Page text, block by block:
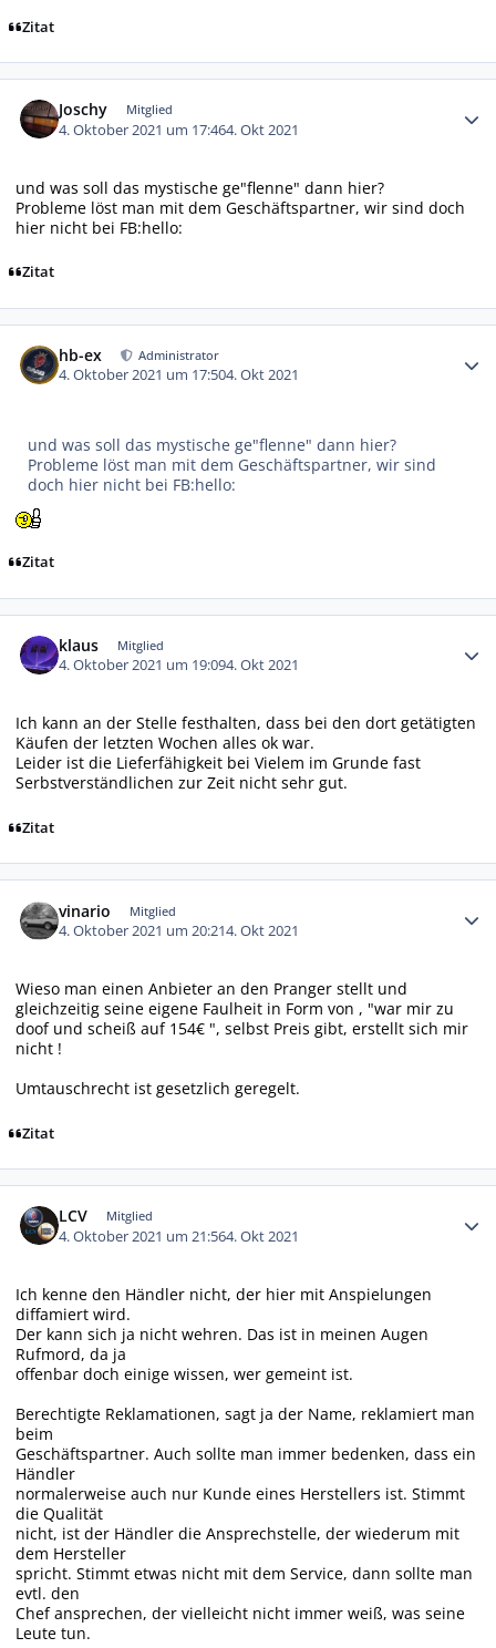
Zitat
Joschy Mitglied
4. Oktober 2021 um 17:464. Okt 2021
und was soll das mystische ge"flenne" dann hier?
Probleme löst man mit dem Geschäftspartner, wir sind doch
hier nicht bei FB:hello:
Zitat
hb-ex Administrator
4. Oktober 2021 um 17:504. Okt 2021
und was soll das mystische ge"flenne" dann hier?
Probleme löst man mit dem Geschäftspartner, wir sind
doch hier nicht bei FB:hello:
Zitat
klaus Mitglied
4. Oktober 2021 um 19:094. Okt 2021
Ich kann an der Stelle festhalten, dass bei den dort getätigten
Käufen der letzten Wochen alles ok war.
Leider ist die Lieferfähigkeit bei Vielem im Grunde fast
Serbstverständlichen zur Zeit nicht sehr gut.
Zitat
vinario Mitglied
4. Oktober 2021 um 20:214. Okt 2021
Wieso man einen Anbieter an den Pranger stellt und
gleichzeitig seine eigene Faulheit in Form von , "war mir zu
doof und scheiß auf 154€ ", selbst Preis gibt, erstellt sich mir
nicht !
Umtauschrecht ist gesetzlich geregelt.
Zitat
LCV Mitglied
4. Oktober 2021 um 21:564. Okt 2021
Ich kenne den Händler nicht, der hier mit Anspielungen
diffamiert wird.
Der kann sich ja nicht wehren. Das ist in meinen Augen
Rufmord, da ja
offenbar doch einige wissen, wer gemeint ist.
Berechtigte Reklamationen, sagt ja der Name, reklamiert man
beim
Geschäftspartner. Auch sollte man immer bedenken, dass ein
Händler
normalerweise auch nur Kunde eines Herstellers ist. Stimmt
die Qualität
nicht, ist der Händler die Ansprechstelle, der wiederum mit
dem Hersteller
spricht. Stimmt etwas nicht mit dem Service, dann sollte man
evtl. den
Chef ansprechen, der vielleicht nicht immer weiß, was seine
Leute tun.